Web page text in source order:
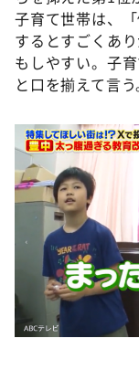
子育て世帯は、
するとすごくあ
もしやすい。子
と口を揃えて言う